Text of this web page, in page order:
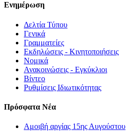
Ενημέρωση
Δελτία Τύπου
Γενικά
Γραμματείες
Εκδηλώσεις - Κινητοποιήσεις
Νομικά
Ανακοινώσεις - Εγκύκλιοι
Βίντεο
Ρυθμίσεις Ιδιωτικότητας
Πρόσφατα Νέα
Αμοιβή αργίας 15ης Αυγούστου